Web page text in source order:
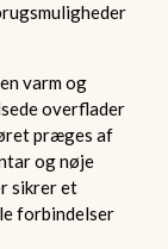
varm og
overflader
præges af
og nøje
sikrer et
forbindelser